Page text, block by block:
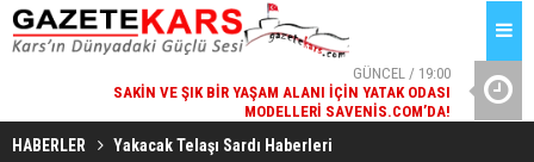
GÜNCEL / 19:00
SAKIN VE ŞIK BIR YAŞAM ALANI İÇIN YATAK ODASI
MODELLERI SAVENIS.COM’DA!
KARS'IN TURIZM POTANSIYELI BAKÜ'DE TANITILDI
HABERLER Yakacak Telaşı Sardı Haberleri